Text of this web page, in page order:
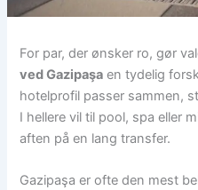
For par, der ønsker ro, gør
ved Gazipaşa en tydelig
hotelprofil passer sammen,
I hellere vil til pool, spa eller
aften på en lang transfer.
Gazipaşa er ofte den mest